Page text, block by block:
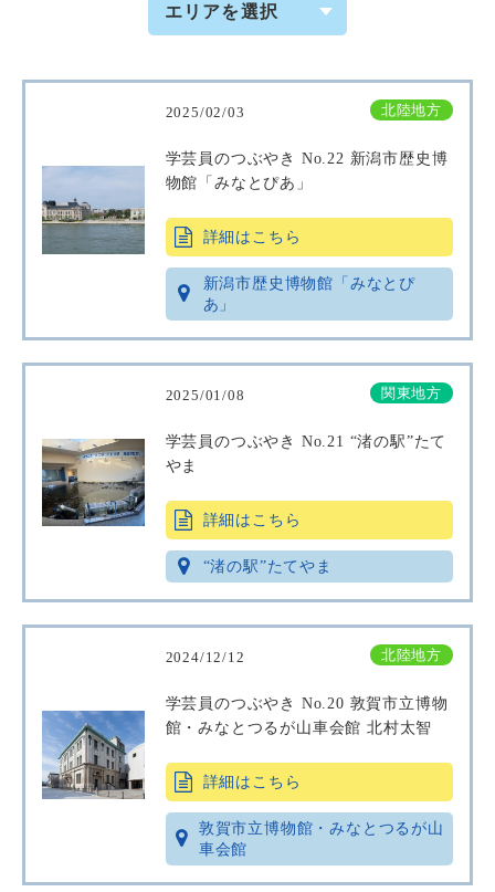
2025/02/03 北陸地方
学芸員のつぶやき No.22 新潟市歴史博
物館「みなとぴあ」
詳細はこちら
新潟市歴史博物館「みなとぴ
あ」
2025/01/08 関東地方
学芸員のつぶやき No.21 “渚の駅”たて
やま
詳細はこちら
“渚の駅”たてやま
2024/12/12 北陸地方
学芸員のつぶやき No.20 敦賀市立博物
館・みなとつるが山車会館 北村太智
詳細はこちら
敦賀市立博物館・みなとつるが山
車会館